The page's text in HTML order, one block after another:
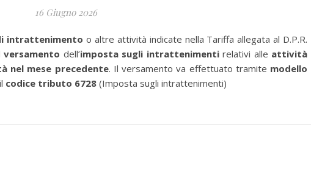
16 Giugno 2026
intrattenimento o altre attività indicate nella Tariffa allegata al D.P.R.
versamento dell’imposta sugli intrattenimentirelativi alle attività
nel mese precedente. Il versamento va effettuato tramite modello
codice tributo 6728 (Imposta sugli intrattenimenti)